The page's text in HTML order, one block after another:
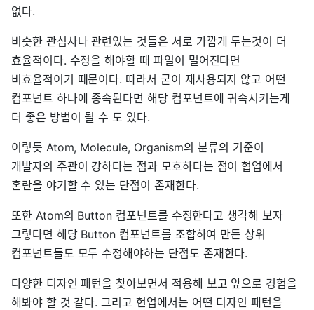
없다.
비슷한 관심사나 관련있는 것들은 서로 가깝게 두는것이 더
효율적이다. 수정을 해야할 때 파일이 멀어진다면
비효율적이기 때문이다. 따라서 굳이 재사용되지 않고 어떤
컴포넌트 하나에 종속된다면 해당 컴포넌트에 귀속시키는게
더 좋은 방법이 될 수 도 있다.
이렇듯 Atom, Molecule, Organism의 분류의 기준이
개발자의 주관이 강하다는 점과 모호하다는 점이 협업에서
혼란을 야기할 수 있는 단점이 존재한다.
또한 Atom의 Button 컴포넌트를 수정한다고 생각해 보자
그렇다면 해당 Button 컴포넌트를 조합하여 만든 상위
컴포넌트들도 모두 수정해야하는 단점도 존재한다.
다양한 디자인 패턴을 찾아보면서 적용해 보고 앞으로 경험을
해봐야 할 것 같다. 그리고 현업에서는 어떤 디자인 패턴을